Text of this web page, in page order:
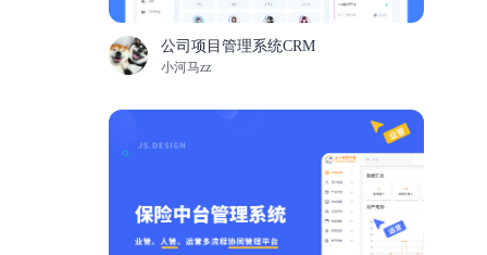
公司项目管理系统CRM
小河马zz